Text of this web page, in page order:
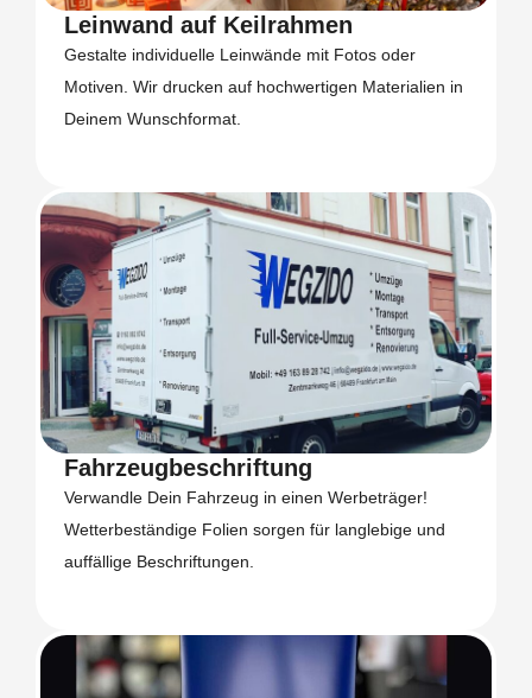
Leinwand auf Keilrahmen
Gestalte individuelle Leinwände mit Fotos oder
Motiven. Wir drucken auf hochwertigen Materialien in
Deinem Wunschformat.
Fahrzeugbeschriftung
Verwandle Dein Fahrzeug in einen Werbeträger!
Wetterbeständige Folien sorgen für langlebige und
auffällige Beschriftungen.